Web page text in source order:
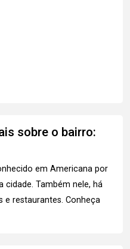
sobre o bairro:
em Americana por
cidade. Também nele, há
e restaurantes. Conheça